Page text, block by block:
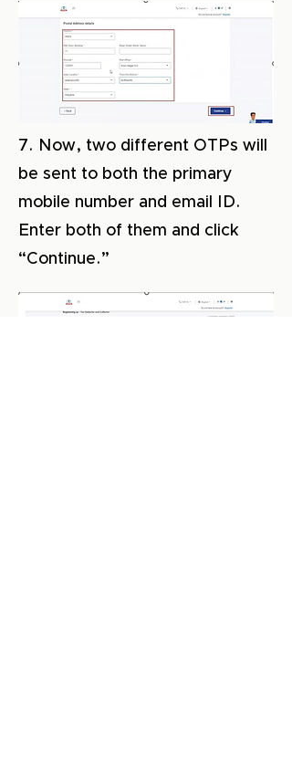
7. Now, two different OTPs will
be sent to both the primary
mobile number and email ID.
Enter both of them and click
“Continue.”